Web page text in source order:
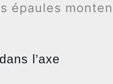
épaules
l’axe